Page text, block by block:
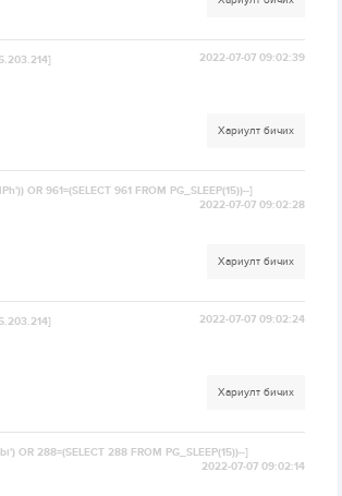
2022-07-07 09:02:39
Хариулт бичих
OR 961=(SELECT 961 FROM PG_SLEEP(15))--]
2022-07-07 09:02:28
Хариулт бичих
2022-07-07 09:02:24
Хариулт бичих
OR 288=(SELECT 288 FROM PG_SLEEP(15))--]
2022-07-07 09:02:14